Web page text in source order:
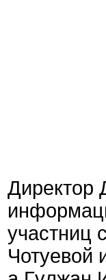
Директор
участниц
Чотуевой